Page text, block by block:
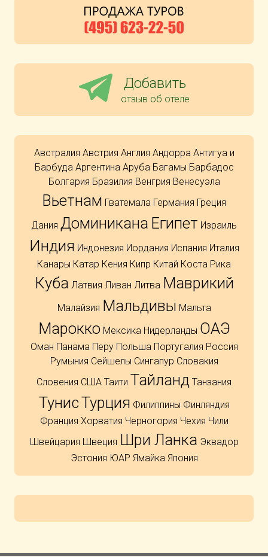
Добавить
отзыв об отеле
Австралия Австрия Англия Андорра Антигуа и
Барбуда Аргентина Аруба Багамы Барбадос
Болгария Бразилия Венгрия Венесуэла
Вьетнам Гватемала Германия Греция
Дания Доминикана Египет Израиль
Индия Индонезия Иордания Испания Италия
Канары Катар Кения Кипр Китай Коста Рика
Куба Латвия Ливан Литва Маврикий
Малайзия Мальдивы Мальта
Марокко Мексика Нидерланды ОАЭ
Оман Панама Перу Польша Португалия Россия
Румыния Сейшелы Сингапур Словакия
Словения США Таити Тайланд Танзания
ТунисТурция Филиппины Финляндия
Франция Хорватия Черногория Чехия Чили
Швейцария Швеция Шри Ланка Эквадор
Эстония ЮАР Ямайка Япония